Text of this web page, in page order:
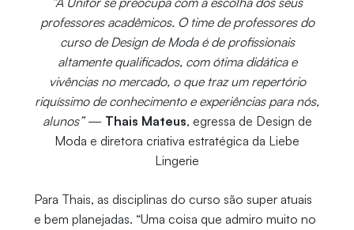
professores acadêmicos. O time de professores do
curso de Design de Moda é de profissionais
altamente qualificados, com ótima didática e
vivências no mercado, o que traz um repertório
riquíssimo de conhecimento e experiências para nós,
alunos”— Thais Mateus, egressa de Design de
Moda e diretora criativa estratégica da Liebe
Lingerie
Para Thais, as disciplinas do curso são super atuais
e bem planejadas. “Uma coisa que admiro muito no